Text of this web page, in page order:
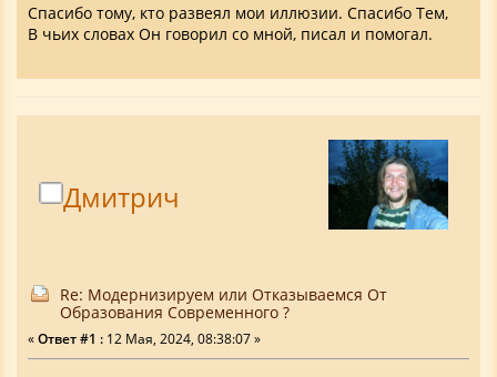
Спасибо тому, кто развеял мои иллюзии. Спасибо Тем,
В чьих словах Он говорил со мной, писал и помогал.
Дмитрич
Re: Модернизируем или Отказываемся От
Образования Современного ?
«Ответ #1 : 12 Мая, 2024, 08:38:07 »